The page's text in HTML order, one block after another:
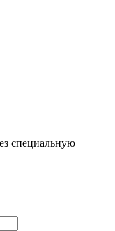
специальную